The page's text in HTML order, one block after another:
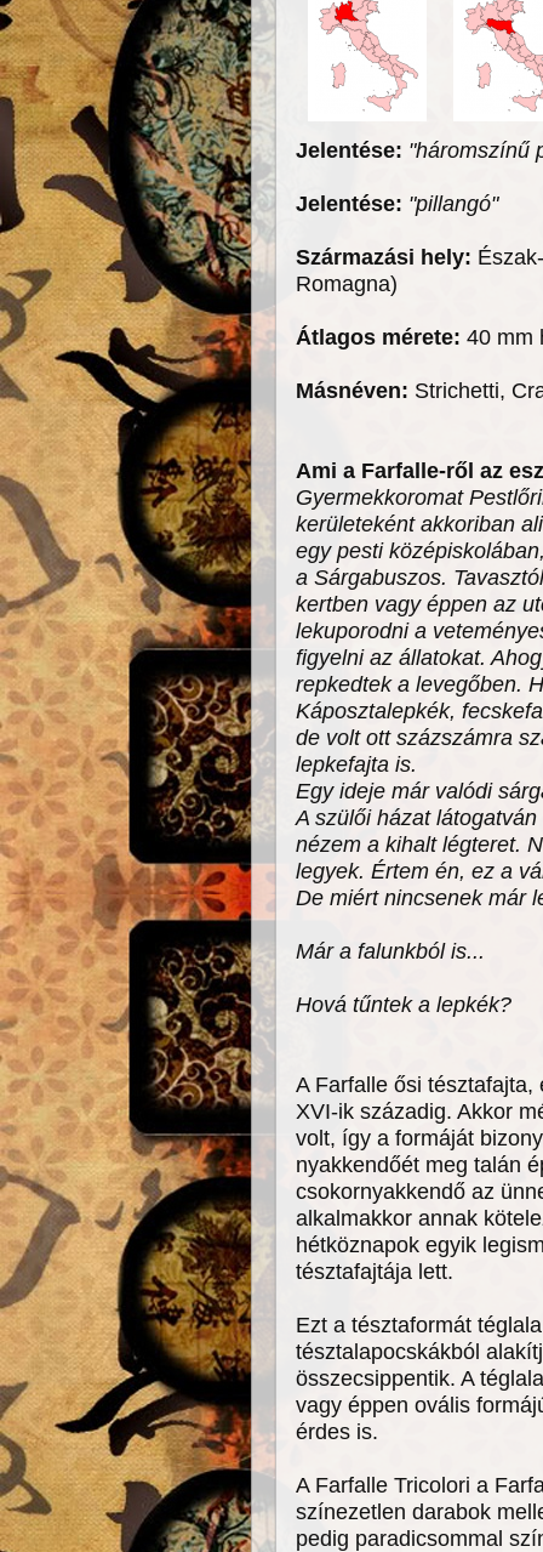
Jelentése: "háromszínű
Jelentése: "pillangó"
Származási hely:
Romagna)
Átlagos mérete: 40 mm
Másnéven: Strichetti,
Ami a Farfalle-ről az
Gyermekkoromat
kerületeként akkoriban
egy pesti
a Sárgabuszos.
kertben vagy éppen az
lekuporodni a
figyelni az állatokat.
repkedtek a levegőben.
Káposztalepkék,
de volt ott százszámra
lepkefajta is.
Egy ideje már valódi
A szülői házat
nézem a kihalt légteret.
legyek. Értem én, ez a
De miért nincsenek már
Már a falunkból is...
Hová tűntek a lepkék?
A Farfalle ősi
XVI-ik századig. Akkor
volt, így a formáját
nyakkendőét meg talán
csokornyakkendő az
alkalmakkor annak
hétköznapok egyik
tésztafajtája lett.
Ezt a tésztaformát
tésztalapocskákból
összecsippentik. A
vagy éppen ovális
érdes is.
A Farfalle Tricolori a
színezetlen darabok
pedig paradicsommal